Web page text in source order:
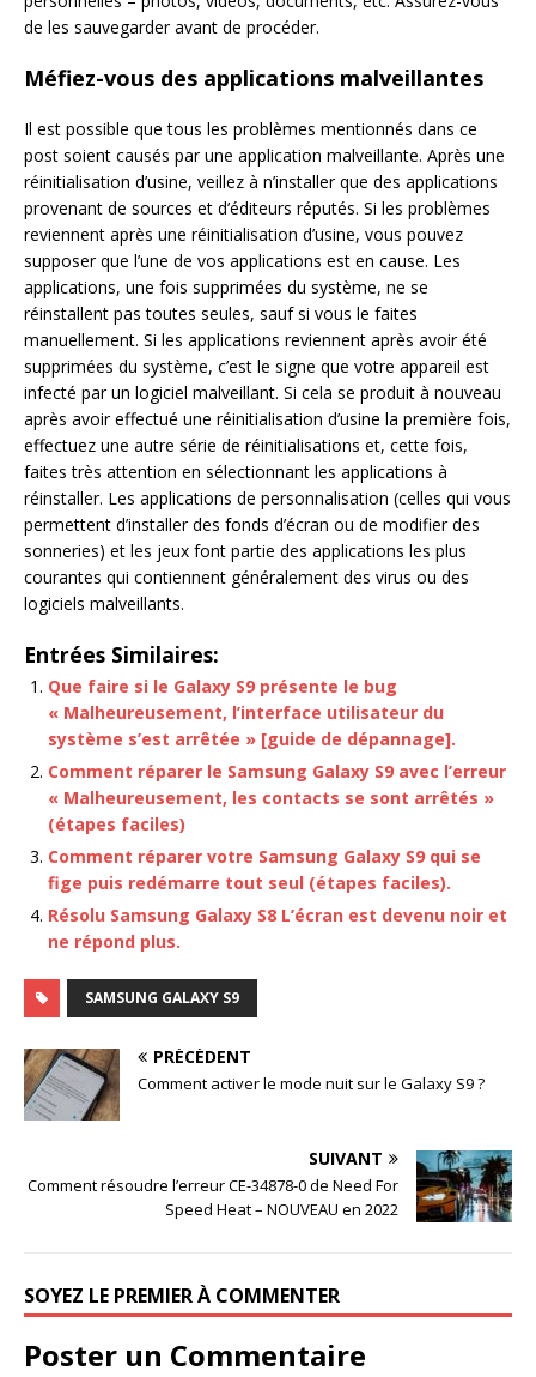
de les sauvegarder avant de procéder.
Méfiez-vous des applications malveillantes
Il est possible que tous les problèmes mentionnés dans ce
post soient causés par une application malveillante. Après une
réinitialisation d’usine, veillez à n’installer que des applications
provenant de sources et d’éditeurs réputés. Si les problèmes
reviennent après une réinitialisation d’usine, vous pouvez
supposer que l’une de vos applications est en cause. Les
applications, une fois supprimées du système, ne se
réinstallent pas toutes seules, sauf si vous le faites
manuellement. Si les applications reviennent après avoir été
supprimées du système, c’est le signe que votre appareil est
infecté par un logiciel malveillant. Si cela se produit à nouveau
après avoir effectué une réinitialisation d’usine la première fois,
effectuez une autre série de réinitialisations et, cette fois,
faites très attention en sélectionnant les applications à
réinstaller. Les applications de personnalisation (celles qui vous
permettent d’installer des fonds d’écran ou de modifier des
sonneries) et les jeux font partie des applications les plus
courantes qui contiennent généralement des virus ou des
logiciels malveillants.
Entrées Similaires:
Que faire si le Galaxy S9 présente le bug
« Malheureusement, l’interface utilisateur du
système s’est arrêtée » [guide de dépannage].
Comment réparer le Samsung Galaxy S9 avec l’erreur
« Malheureusement, les contacts se sont arrêtés »
(étapes faciles)
Comment réparer votre Samsung Galaxy S9 qui se
fige puis redémarre tout seul (étapes faciles).
Résolu Samsung Galaxy S8 L’écran est devenu noir et
ne répond plus.
SAMSUNG GALAXY S9
PRÉCÉDENT
Comment activer le mode nuit sur le Galaxy S9 ?
SUIVANT
Comment résoudre l’erreur CE-34878-0 de Need For
Speed Heat – NOUVEAU en 2022
SOYEZ LE PREMIER À COMMENTER
Poster un Commentaire